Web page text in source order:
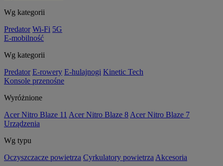
Wg kategorii
Predator Wi-Fi 5G
E-mobilność
Wg kategorii
Predator E-rowery E-hulajnogi Kinetic Tech
Konsole przenośne
Wyróżnione
Acer Nitro Blaze 11 Acer Nitro Blaze 8 Acer Nitro Blaze 7
Urządzenia
Wg typu
Oczyszczacze powietrza Cyrkulatory powietrza Akcesoria